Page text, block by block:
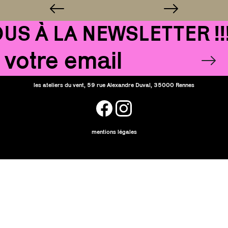
À LA NEWSLETTER !!!
Email
les ateliers du vent, 59 rue Alexandre Duval, 35000 Rennes
facebookinstagram
mentions légales